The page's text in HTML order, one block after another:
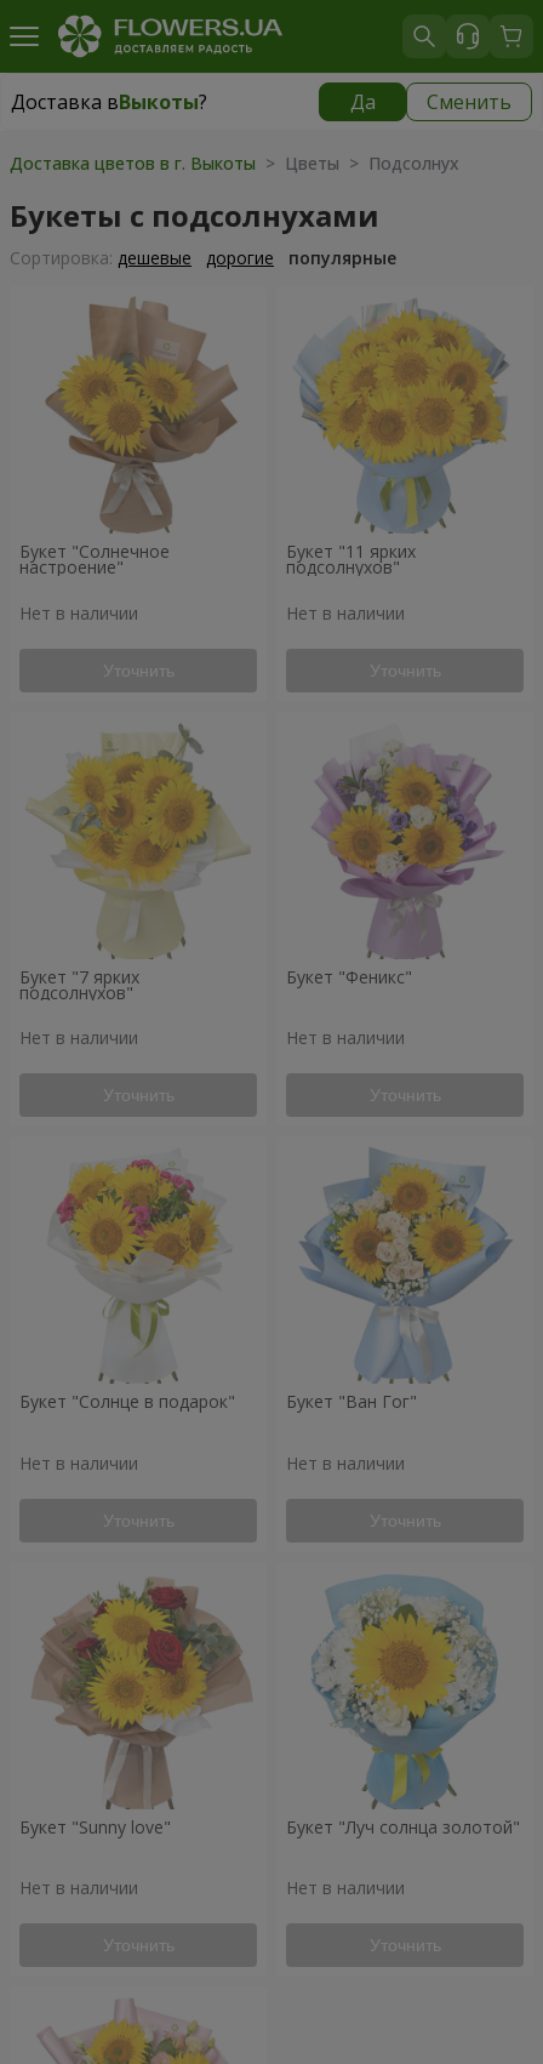
Доставка вВыкоты? Да Сменить
Доставка вВыкоты|
Доставка цветов в г. Выкоты > Цветы > Подсолнух
Букеты с подсолнухами
Cортировка: дешевые дорогие популярные
Букет "Солнечное
настроение"
Нет в наличии
Уточнить
Букет "11 ярких
подсолнухов"
Нет в наличии
Уточнить
Букет "7 ярких
подсолнухов"
Нет в наличии
Уточнить
Букет "Феникс"
Нет в наличии
Уточнить
Букет "Солнце в подарок"
Нет в наличии
Уточнить
Букет "Ван Гог"
Нет в наличии
Уточнить
Букет "Sunny love"
Нет в наличии
Уточнить
Букет "Луч солнца золотой"
Нет в наличии
Уточнить